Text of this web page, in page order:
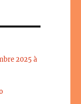
2025 à